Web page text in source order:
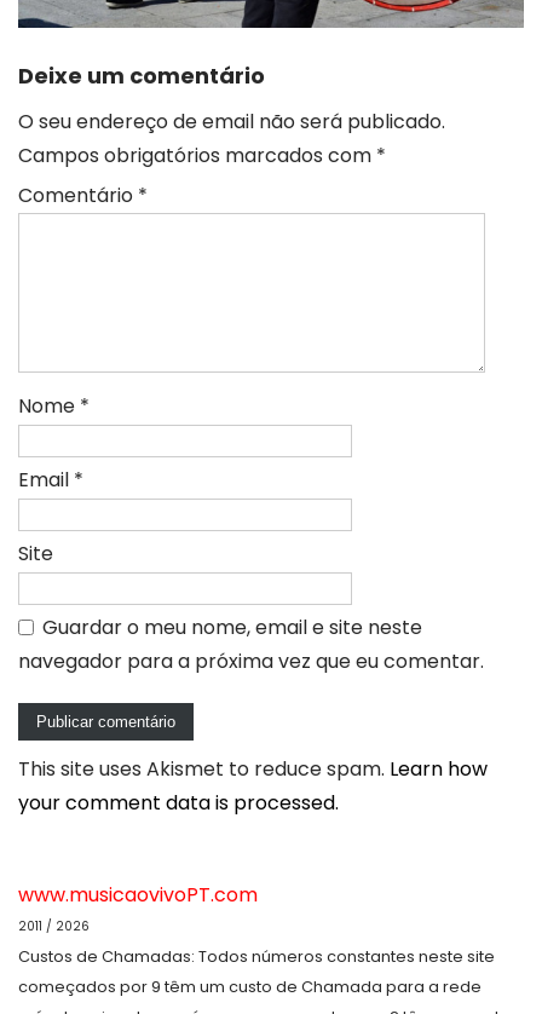
Deixe um comentário
O seu endereço de email não será publicado.
Campos obrigatórios marcados com *
Comentário *
Nome *
Email *
Site
Guardar o meu nome, email e site neste
navegador para a próxima vez que eu comentar.
This site uses Akismet to reduce spam. Learn how
your comment data is processed.
www.musicaovivoPT.com
2011 / 2026
Custos de Chamadas: Todos números constantes neste site
começados por 9 têm um custo de Chamada para a rede